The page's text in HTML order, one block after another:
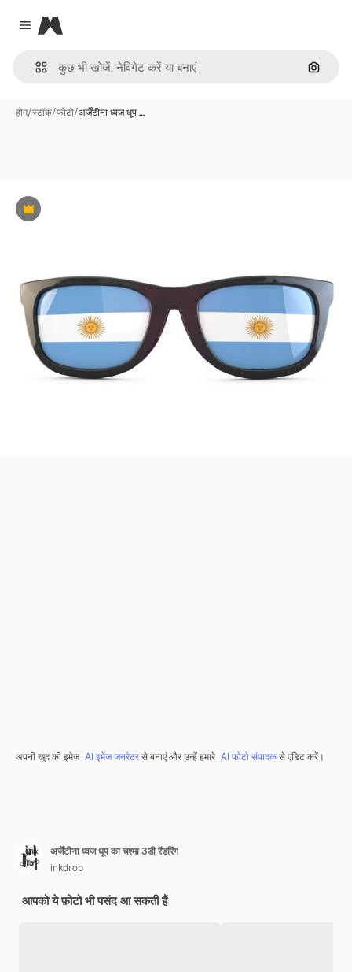
Close menu
Magnific
इमेज से
होम/स्टॉक/फोटो/अर्जेंटीना ध्वज धूप …
Premium
अपनी खुद की इमेज AI इमेज जनरेटरसे बनाएं और उन्हें हमारे AI फोटो संपादकसे एडिट करें।
अर्जेंटीना ध्वज धूप का चश्मा 3डी रेंडरिंग
inkdrop
आपको ये फ़ोटो भी पसंद आ सकती हैं